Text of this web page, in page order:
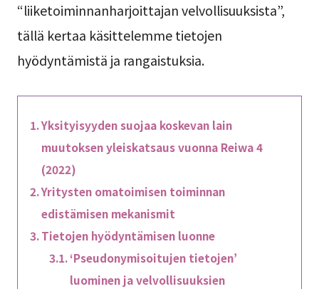
“liiketoiminnanharjoittajan velvollisuuksista”,
tällä kertaa käsittelemme tietojen
hyödyntämistä ja rangaistuksia.
Yksityisyyden suojaa koskevan lain
muutoksen yleiskatsaus vuonna Reiwa 4
(2022)
Yritysten omatoimisen toiminnan
edistämisen mekanismit
Tietojen hyödyntämisen luonne
‘Pseudonymisoitujen tietojen’
luominen ja velvollisuuksien